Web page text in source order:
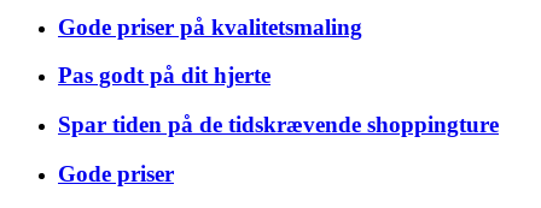
Gode priser på kvalitetsmaling
Pas godt på dit hjerte
Spar tiden på de tidskrævende shoppingture
Gode priser